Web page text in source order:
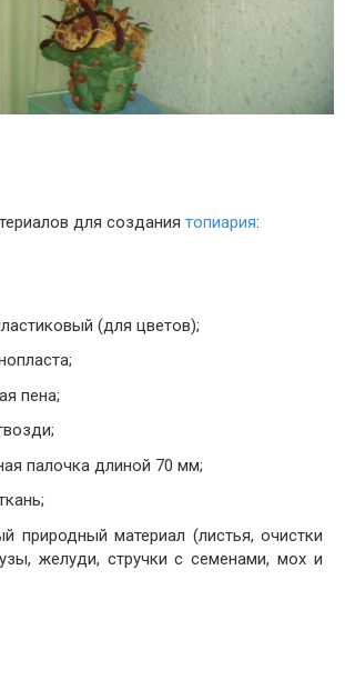
для создания топиария:
(для цветов);
пена;
палочка длиной 70 мм;
природный материал (листья, очистки
желуди, стручки с семенами, мох и